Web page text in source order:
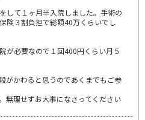
して１ヶ月半入院しました。手術の
険３割負担で総額40万くらいでし
が必要なので１回400円くらい月５
がかわると思うのであくまでもご参
無理せずお大事になさってください